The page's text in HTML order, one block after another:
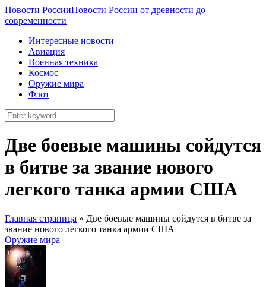
Новости РоссииНовости России от древности до
современности
Интересные новости
Авиация
Военная техника
Космос
Оружие мира
Флот
Две боевые машины сойдутся
в битве за звание нового
легкого танка армии США
Главная страница » Две боевые машины сойдутся в битве за
звание нового легкого танка армии США
Оружие мира